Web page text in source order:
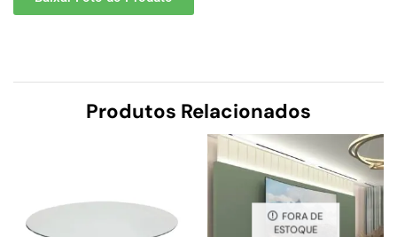
Produtos Relacionados
FORA DE
ESTOQUE